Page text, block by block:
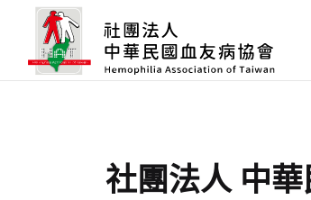
社團法人 中華